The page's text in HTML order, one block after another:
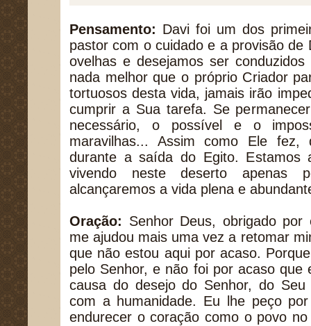
Pensamento: Davi foi um dos
pastor com o cuidado e a provisão de
ovelhas e desejamos ser
nada melhor que o próprio Criador
tortuosos desta vida, jamais irão
cumprir a Sua tarefa. Se
necessário, o possível e o
maravilhas... Assim como Ele fez,
durante a saída do Egito. Estamos
vivendo neste deserto apenas
alcançaremos a vida plena e
Oração: Senhor Deus, obrigado
me ajudou mais uma vez a retomar
que não estou aqui por acaso.
pelo Senhor, e não foi por acaso que
causa do desejo do Senhor, do
com a humanidade. Eu lhe peço
endurecer o coração como o povo